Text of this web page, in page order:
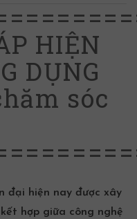
HIỆN
DỤNG
sóc
đại hiện nay được xây
hợp giữa công nghệ